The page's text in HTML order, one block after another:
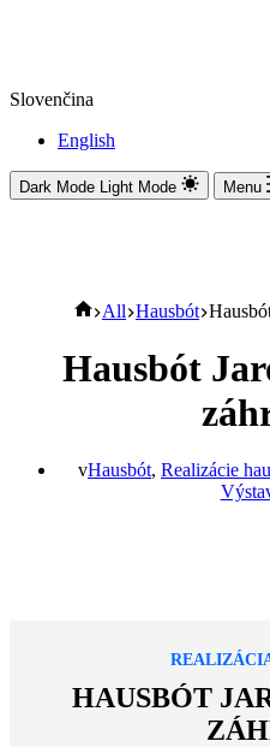
Slovenčina
English
Dark Mode Light Mode Menu
Domov
All Hausbót
Hausbót
vHausbót, Realizácie
HAUSBÓT